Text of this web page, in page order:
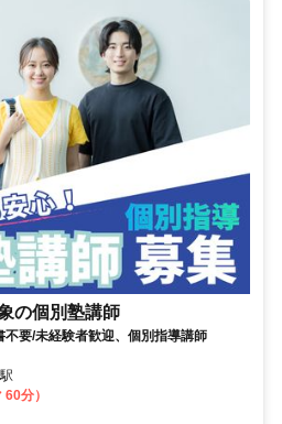
の個別塾講師
不要/未経験者歓迎、個別指導講師
分）